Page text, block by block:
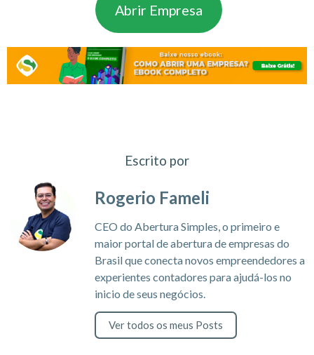
Abrir Empresa
Escrito por
Rogerio Fameli
CEO do Abertura Simples, o primeiro e
maior portal de abertura de empresas do
Brasil que conecta novos empreendedores a
experientes contadores para ajudá-los no
inicio de seus negócios.
Ver todos os meus Posts